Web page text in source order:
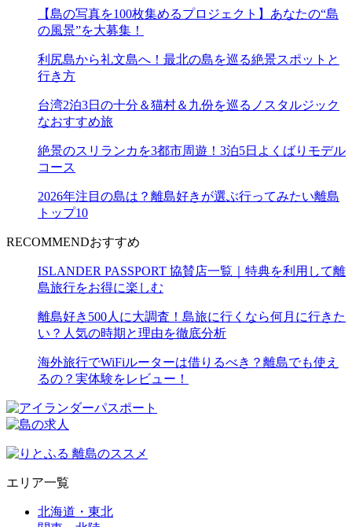
【島の写真を100枚集めるプロジェクト】あなたの“島
の風景”を大募集！
利尻島から礼文島へ！最北の島を巡る絶景スポットと
行き方
台湾2泊3日の十分＆猫村＆九份を巡るノスタルジック
なおすすめ旅
絶景のスリランカを3都市周遊！3泊5日よくばりモデル
コース
2026年注目の島は？離島好きが選ぶ行ってみたい離島
トップ10
RECOMMENDおすすめ
ISLANDER PASSPORT 協賛店一覧｜特典を利用して離
島旅行をお得に楽しむ
離島好き500人に大調査！島旅に行くなら何月に行きた
い？人気の時期と理由を徹底分析
海外旅行でWiFiルーターは借りるべき？離島でも使え
るの？実体験をレビュー！
エリア一覧
北海道・東北